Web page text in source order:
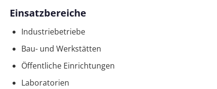
Einsatzbereiche
Industriebetriebe
Bau- und Werkstätten
Öffentliche Einrichtungen
Laboratorien